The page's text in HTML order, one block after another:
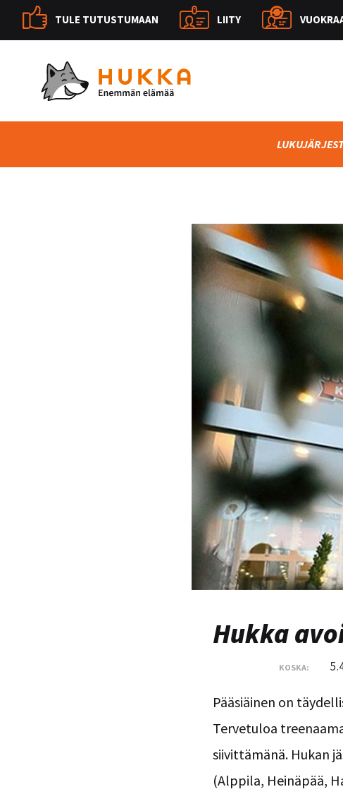
TULE TUTUSTUMAAN LIITY
Hukka
KOSKA:
Pääsiäinen on
Tervetuloa
siivittämänä. Hukan
(Alppila, Heinäpää,